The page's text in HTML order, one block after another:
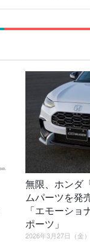
無限、ホンダ
ムパーツを発
「エモーショ
ポーツ」
2026年3月27日（金）